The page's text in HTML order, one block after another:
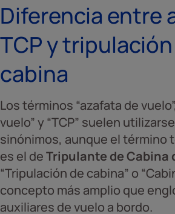
Diferencia entre
TCP y
cabina
Los términos “azafata de
vuelo” y “TCP” suelen
sinónimos, aunque el término
es el deTripulante de Cabina
“Tripulación de cabina” o
concepto más amplio que
auxiliares de vuelo a bordo.